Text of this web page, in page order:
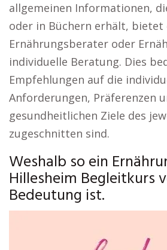
allgemeinen Informationen,
oder in Büchern erhält, bietet
Ernährungsberater oder
individuelle Beratung. Dies
Empfehlungen auf die
Anforderungen, Präferenzen
gesundheitlichen Ziele des
zugeschnitten sind.
Weshalb so ein
Hillesheim Begleitkurs
Bedeutung ist.